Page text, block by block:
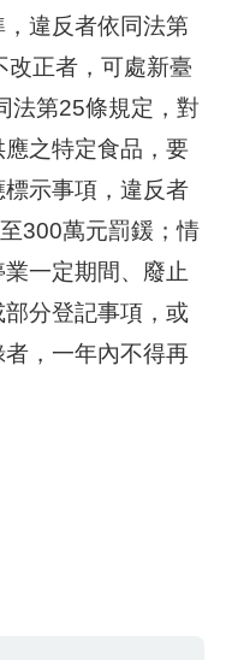
違反者依同法第
改正者，可處新臺
法第25條規定，對
之特定食品，要
示事項，違反者
300萬元罰鍰；情
一定期間、廢止
分登記事項，或
，一年內不得再